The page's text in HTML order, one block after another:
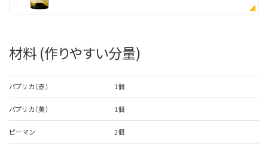
材料 (作りやすい分量)
パプリカ（赤） 1個
パプリカ（黄） 1個
ピーマン 2個